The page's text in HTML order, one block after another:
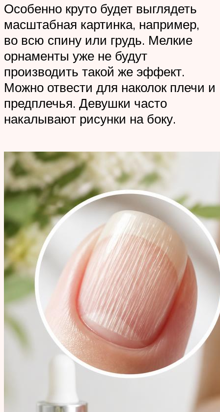
Особенно круто будет выглядеть
масштабная картинка, например,
во всю спину или грудь. Мелкие
орнаменты уже не будут
производить такой же эффект.
Можно отвести для наколок плечи и
предплечья. Девушки часто
накалывают рисунки на боку.